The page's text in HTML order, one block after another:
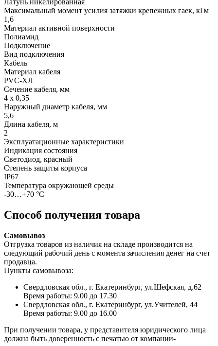
Латунь никелированная
Максимальный момент усилия затяжки крепежных гаек, кГм
1,6
Материал активной поверхности
Полиамид
Подключение
Вид подключения
Кабель
Материал кабеля
PVC-ХЛ
Сечение кабеля, мм
4 х 0,35
Наружный диаметр кабеля, мм
5,6
Длина кабеля, м
2
Эксплуатационные характеристики
Индикация состояния
Светодиод, красный
Степень защиты корпуса
IP67
Температура окружающей среды
-30…+70 °С
Способ получения товара
Самовывоз
Отгрузка товаров из наличия на складе производится на
следующий рабочий день с момента зачисления денег на счет
продавца.
Пункты самовывоза:
Свердловская обл., г. Екатеринбург, ул.Шефская, д.62
Время работы: 9.00 до 17.30
Свердловская обл., г. Екатеринбург, ул.Учителей, 44
Время работы: 9.00 до 16.00
При получении товара, у представителя юридического лица
должна быть доверенность с печатью от компании-